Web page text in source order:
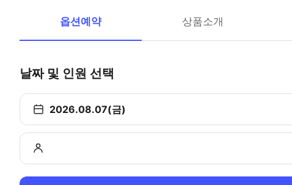
옵션예약 상품소개
날짜 및 인원 선택
2026.08.07(금)